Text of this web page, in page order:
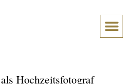
Hochzeitsfotograf